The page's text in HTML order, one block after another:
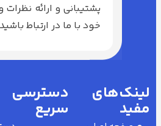
پشتیبانی و ارائه نظرات
خود با ما در ارتباط باشید.
لینک‌های
مفید
دسترسی
سریع